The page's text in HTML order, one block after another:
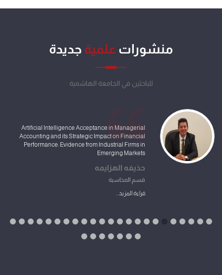
منشورات علمية جديدة
للباحثين في الجامعة الهاشمية
Overview of operational factors for selecting high-
performance methylene blue adsorbents: a
structured screening guide
قسم علوم الارض والبيئة
قراءة المزيد...